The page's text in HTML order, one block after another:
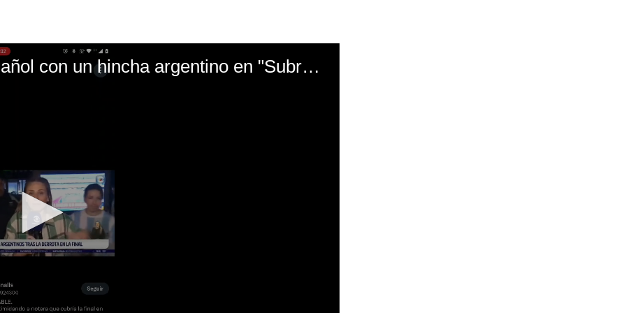
El mal momento de Yanina Gasañol con un hincha argentino en "Subrayado"